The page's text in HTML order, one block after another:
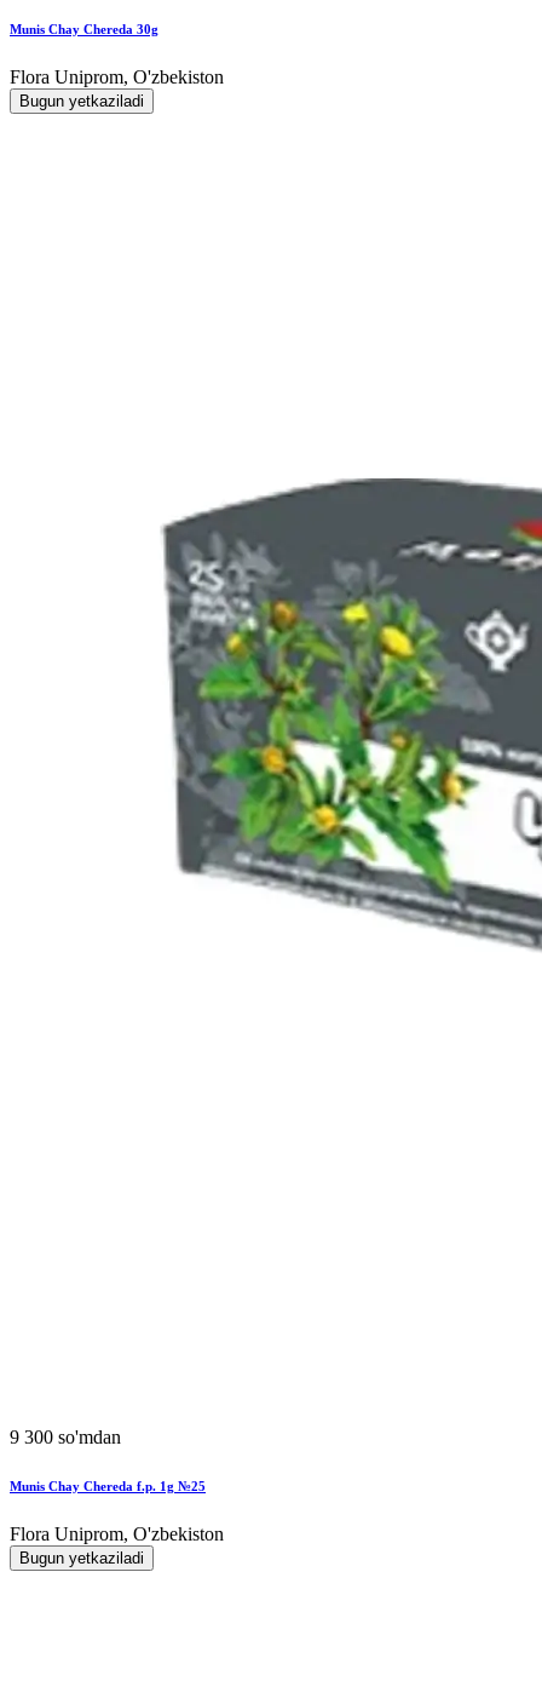
Munis Chay Chereda 30g
Flora Uniprom, O'zbekiston
Bugun yetkaziladi
9 300 so'mdan
Munis Chay Chereda f.p. 1g №25
Flora Uniprom, O'zbekiston
Bugun yetkaziladi